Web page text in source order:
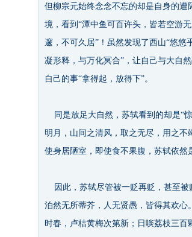
但柳宗元始终念念不忘的却是自身的遭
境，看到“潭中鱼可百许头，皆若空游
邃，不可久居”！虽然发现了西山“悠悠
凝形释，与万化冥合”，让自己与大自
自己的事“拿得起，放得下”。
同是放足大自然，苏轼看到的却是“
明月，山间之清风，取之无尽，用之
使身居陋室，即使食不果腹，苏轼依然
因此，苏轼尽管被一贬再贬，甚至被
泊然无所蒂芥，人无贤愚，皆得其欢心
时春，卢桔黄梅次第新；日啖荔枝三百